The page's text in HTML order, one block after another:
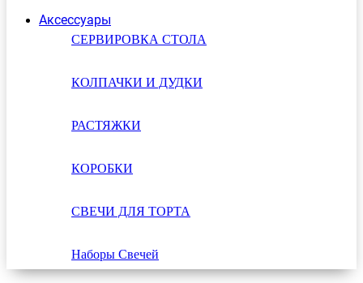
Аксессуары
СЕРВИРОВКА СТОЛА
КОЛПАЧКИ И ДУДКИ
РАСТЯЖКИ
КОРОБКИ
СВЕЧИ ДЛЯ ТОРТА
Наборы Свечей